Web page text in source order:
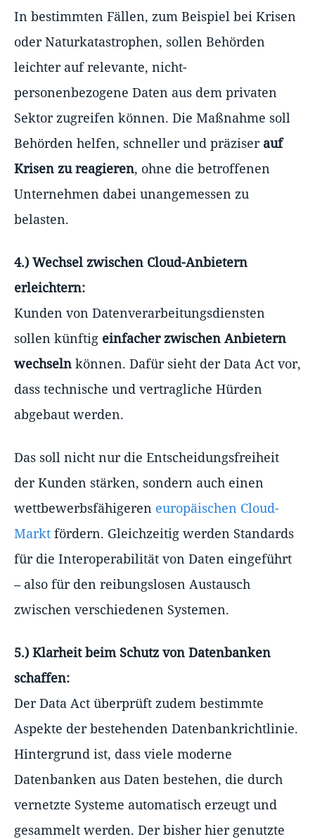
In bestimmten Fällen, zum Beispiel bei Krisen
oder Naturkatastrophen, sollen Behörden
leichter auf relevante, nicht-
personenbezogene Daten aus dem privaten
Sektor zugreifen können. Die Maßnahme soll
Behörden helfen, schneller und präziser auf
Krisen zu reagieren, ohne die betroffenen
Unternehmen dabei unangemessen zu
belasten.
4.) Wechsel zwischen Cloud-Anbietern
erleichtern:
Kunden von Datenverarbeitungsdiensten
sollen künftig einfacher zwischen Anbietern
wechseln können. Dafür sieht der Data Act vor,
dass technische und vertragliche Hürden
abgebaut werden.
Das soll nicht nur die Entscheidungsfreiheit
der Kunden stärken, sondern auch einen
wettbewerbsfähigeren europäischen Cloud-
Markt fördern. Gleichzeitig werden Standards
für die Interoperabilität von Daten eingeführt
– also für den reibungslosen Austausch
zwischen verschiedenen Systemen.
5.) Klarheit beim Schutz von Datenbanken
schaffen:
Der Data Act überprüft zudem bestimmte
Aspekte der bestehenden Datenbankrichtlinie.
Hintergrund ist, dass viele moderne
Datenbanken aus Daten bestehen, die durch
vernetzte Systeme automatisch erzeugt und
gesammelt werden. Der bisher hier genutzte